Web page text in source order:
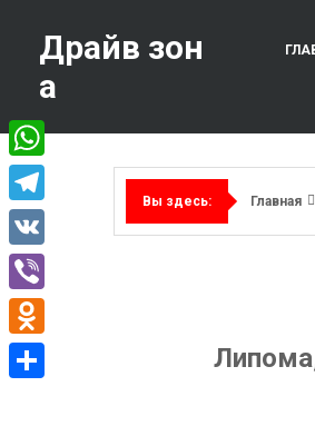
содержимому
Драйв зон
а
Вы здесь: Главная
WhatsApp
Telegram
VK
Viber
Odnoklassniki